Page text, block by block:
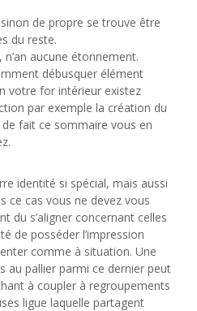
de propre se trouve être
du reste.
aucune étonnement.
débusquer élément
votre for intérieur existez
par exemple la création du
fait ce sommaire vous en
identité si spécial, mais aussi
ce cas vous ne devez vous
du s’aligner concernant celles
de posséder l’impression
comme à situation. Une
au pallier parmi ce dernier peut
à coupler à regroupements
ligue laquelle partagent